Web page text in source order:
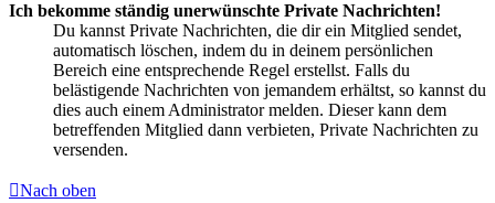
Ich bekomme ständig unerwünschte Private Nachrichten!
Du kannst Private Nachrichten, die dir ein Mitglied sendet,
automatisch löschen, indem du in deinem persönlichen
Bereich eine entsprechende Regel erstellst. Falls du
belästigende Nachrichten von jemandem erhältst, so kannst du
dies auch einem Administrator melden. Dieser kann dem
betreffenden Mitglied dann verbieten, Private Nachrichten zu
versenden.
Nach oben